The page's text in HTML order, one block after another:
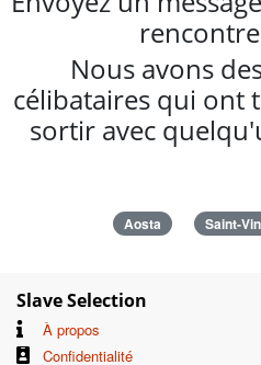
Nous avons
célibataires qui ont
sortir avec
Aosta Saint-
Slave Selection
À propos
Confidentialité